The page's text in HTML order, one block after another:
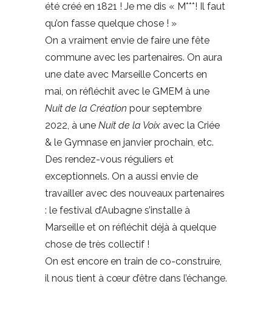
été créé en 1821 ! Je me dis « M***! Il faut
qu’on fasse quelque chose ! »
On a vraiment envie de faire une fête
commune avec les partenaires. On aura
une date avec Marseille Concerts en
mai, on réfléchit avec le GMEM à une
Nuit de la Création pour septembre
2022, à une Nuit de la Voix avec la Criée
& le Gymnase en janvier prochain, etc.
Des rendez-vous réguliers et
exceptionnels. On a aussi envie de
travailler avec des nouveaux partenaires
: le festival d’Aubagne s’installe à
Marseille et on réfléchit déjà à quelque
chose de très collectif !
On est encore en train de co-construire,
il nous tient à cœur d’être dans l’échange.